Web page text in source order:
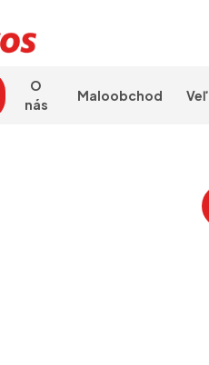
O
nás
Maloobchod